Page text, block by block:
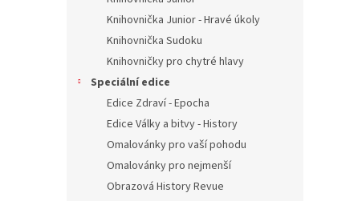
Knihovnička Junior - Hravé úkoly
Knihovnička Sudoku
Knihovničky pro chytré hlavy
Speciální edice
Edice Zdraví - Epocha
Edice Války a bitvy - History
Omalovánky pro vaší pohodu
Omalovánky pro nejmenší
Obrazová History Revue